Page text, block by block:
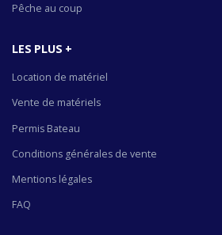
Pêche au coup
LES PLUS +
Location de matériel
Vente de matériels
Permis Bateau
Conditions générales de vente
Mentions légales
FAQ